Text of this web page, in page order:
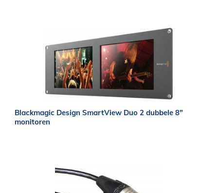
Blackmagic Design SmartView Duo 2 dubbele 8″
monitoren